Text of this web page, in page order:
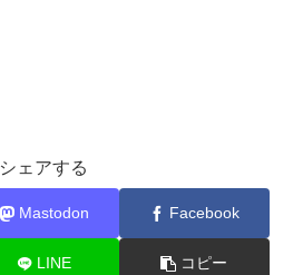
シェアする
Mastodon Facebook
LINE コピー